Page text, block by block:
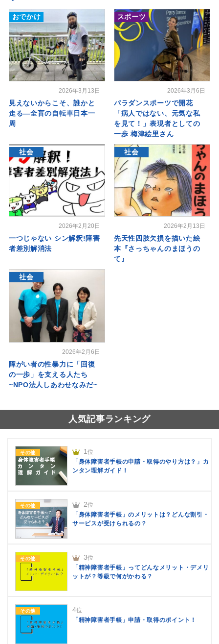
おでかけ
2026年3月13日
見えないからこそ、誰かと
走る―全盲の自転車日本一
周
スポーツ
2026年3月6日
パラダンスポーツで開花
「病人ではない、元気な私
を見て！」表現者としての
一歩 梅津絵里さん
社会
2026年2月20日
一つじゃない シン解釈!障害
者差別解消法
社会
2026年2月13日
先天性四肢欠損を描いた絵
本『さっちゃんのまほうの
て』
社会
2026年2月6日
障がい者の性暴力に「回復
の一歩」を支える人たち
~NPO法人しあわせなみだ~
人気記事ランキング
その他 1 位
「身体障害者手帳の申請・取得のやり方は？」カ
ンタン理解ガイド！
その他 2位
「身体障害者手帳」のメリットは？どんな割引・
サービスが受けられるの？
その他 3位
「精神障害者手帳」ってどんなメリット・デメリ
ットが？等級で何がかわる？
その他 4位
「精神障害者手帳」申請・取得のポイント！